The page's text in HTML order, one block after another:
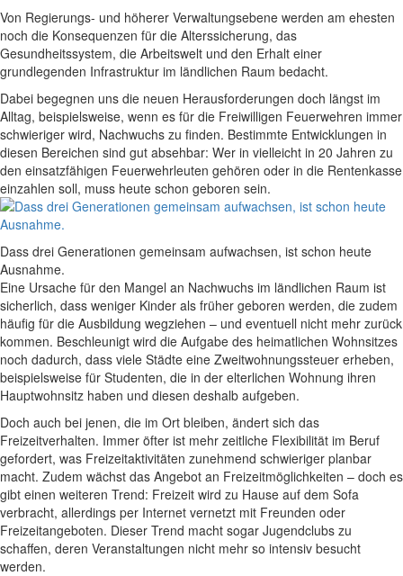
Von Regierungs- und höherer Verwaltungsebene werden am ehesten
noch die Konsequenzen für die Alterssicherung, das
Gesundheitssystem, die Arbeitswelt und den Erhalt einer
grundlegenden Infrastruktur im ländlichen Raum bedacht.
Dabei begegnen uns die neuen Herausforderungen doch längst im
Alltag, beispielsweise, wenn es für die Freiwilligen Feuerwehren immer
schwieriger wird, Nachwuchs zu finden. Bestimmte Entwicklungen in
diesen Bereichen sind gut absehbar: Wer in vielleicht in 20 Jahren zu
den einsatzfähigen Feuerwehrleuten gehören oder in die Rentenkasse
einzahlen soll, muss heute schon geboren sein.
Dass drei Generationen gemeinsam aufwachsen, ist schon heute
Ausnahme.
Eine Ursache für den Mangel an Nachwuchs im ländlichen Raum ist
sicherlich, dass weniger Kinder als früher geboren werden, die zudem
häufig für die Ausbildung wegziehen – und eventuell nicht mehr zurück
kommen. Beschleunigt wird die Aufgabe des heimatlichen Wohnsitzes
noch dadurch, dass viele Städte eine Zweitwohnungssteuer erheben,
beispielsweise für Studenten, die in der elterlichen Wohnung ihren
Hauptwohnsitz haben und diesen deshalb aufgeben.
Doch auch bei jenen, die im Ort bleiben, ändert sich das
Freizeitverhalten. Immer öfter ist mehr zeitliche Flexibilität im Beruf
gefordert, was Freizeitaktivitäten zunehmend schwieriger planbar
macht. Zudem wächst das Angebot an Freizeitmöglichkeiten – doch es
gibt einen weiteren Trend: Freizeit wird zu Hause auf dem Sofa
verbracht, allerdings per Internet vernetzt mit Freunden oder
Freizeitangeboten. Dieser Trend macht sogar Jugendclubs zu
schaffen, deren Veranstaltungen nicht mehr so intensiv besucht
werden.